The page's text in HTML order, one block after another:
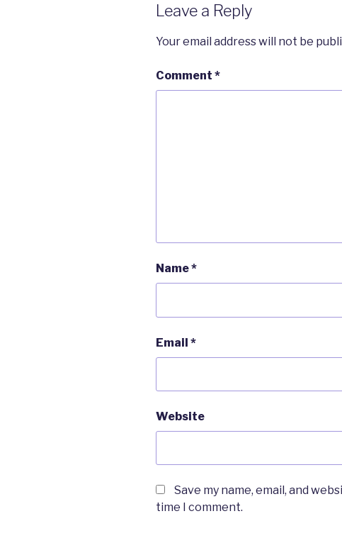
Leave a Reply
Your email address will not be
Comment *
Name*
Email *
Website
Save my name, email, and
time I comment.